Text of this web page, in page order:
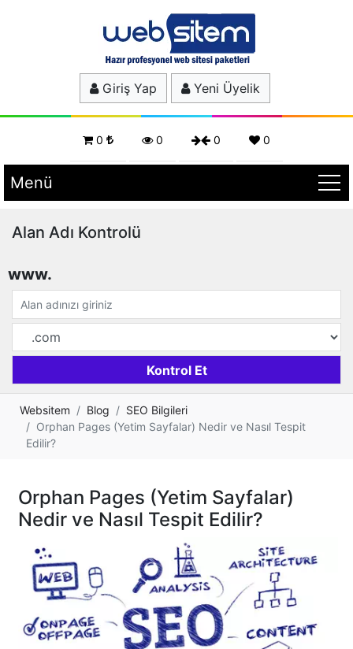
Giriş Yap Yeni Üyelik
0 0 0 0
Menü
Alan Adı Kontrolü
www.
Websitem Blog
SEO Bilgileri
Orphan Pages (Yetim Sayfalar) Nedir ve Nasıl Tespit
Edilir?
Orphan Pages (Yetim Sayfalar)
Nedir ve Nasıl Tespit Edilir?